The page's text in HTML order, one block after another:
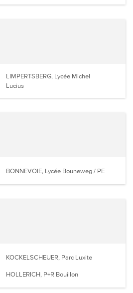
LIMPERTSBERG, Lycée Michel
Lucius
BONNEVOIE, Lycée Bouneweg / PE
KOCKELSCHEUER, Parc Luxite
HOLLERICH, P+R Bouillon